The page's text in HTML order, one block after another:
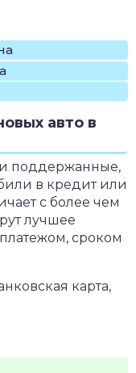
авто в
поддержанные,
в кредит или
с более чем
лучшее
сроком
карта,